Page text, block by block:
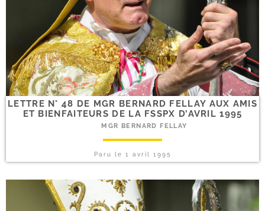
LETTRE N° 48 DE MGR BERNARD FELLAY AUX AMIS
ET BIENFAITEURS DE LA FSSPX D’AVRIL 1995
MGR BERNARD FELLAY
Paru le 1 avril 1995